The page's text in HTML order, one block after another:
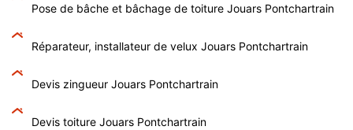
Pose de bâche et bâchage de toiture Jouars Pontchartrain
Réparateur, installateur de velux Jouars Pontchartrain
Devis zingueur Jouars Pontchartrain
Devis toiture Jouars Pontchartrain